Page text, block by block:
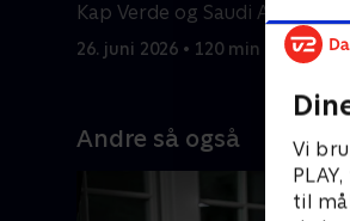
Vi
til
Kap Verde og Saudi Arabien.
26. juni 2026 • 120 min
Andre så også